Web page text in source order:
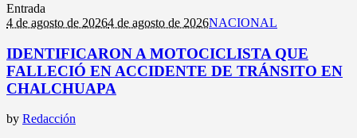
Entrada
4 de agosto de 20264 de agosto de 2026NACIONAL
IDENTIFICARON A MOTOCICLISTA QUE
FALLECIÓ EN ACCIDENTE DE TRÁNSITO EN
CHALCHUAPA
by Redacción